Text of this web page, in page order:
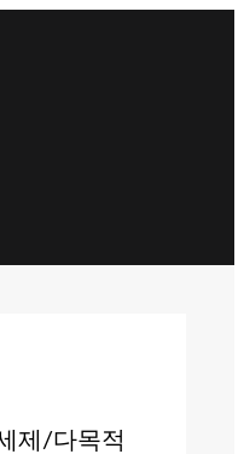
제/다목적